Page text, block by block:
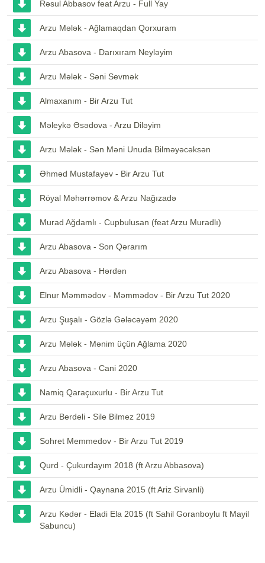
Rəsul Abbasov feat Arzu - Full Yay
Arzu Mələk - Ağlamaqdan Qorxuram
Arzu Abasova - Darıxıram Neyləyim
Arzu Mələk - Səni Sevmək
Almaxanım - Bir Arzu Tut
Məleykə Əsədova - Arzu Diləyim
Arzu Mələk - Sən Məni Unuda Bilməyəcəksən
Əhməd Mustafayev - Bir Arzu Tut
Röyal Məhərrəmov & Arzu Nağızadə
Murad Ağdamlı - Cupbulusan (feat Arzu Muradlı)
Arzu Abasova - Son Qərarım
Arzu Abasova - Hərdən
Elnur Məmmədov - Məmmədov - Bir Arzu Tut 2020
Arzu Şuşalı - Gözlə Gələcəyəm 2020
Arzu Mələk - Mənim üçün Ağlama 2020
Arzu Abasova - Cani 2020
Namiq Qaraçuxurlu - Bir Arzu Tut
Arzu Berdeli - Sile Bilmez 2019
Sohret Memmedov - Bir Arzu Tut 2019
Qurd - Çukurdayım 2018 (ft Arzu Abbasova)
Arzu Ümidli - Qaynana 2015 (ft Ariz Sirvanli)
Arzu Kədər - Eladi Ela 2015 (ft Sahil Goranboylu ft Mayil
Sabuncu)